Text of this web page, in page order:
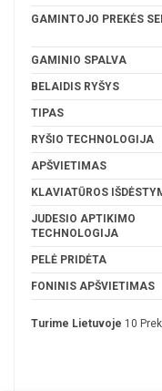
GAMINTOJO PREKĖS
GAMINIO SPALVA
BELAIDIS RYŠYS
TIPAS
RYŠIO TECHNOLOGIJA
APŠVIETIMAS
KLAVIATŪROS
JUDESIO APTIKIMO
TECHNOLOGIJA
PELĖ PRIDĖTA
FONINIS APŠVIETIMAS
Turime Lietuvoje 10